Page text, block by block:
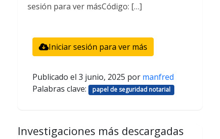
sesión para ver másCódigo: […]
Iniciar sesión para ver más
Publicado el 3 junio, 2025 por manfred
Palabras clave:
papel de seguridad notarial
Investigaciones más descargadas